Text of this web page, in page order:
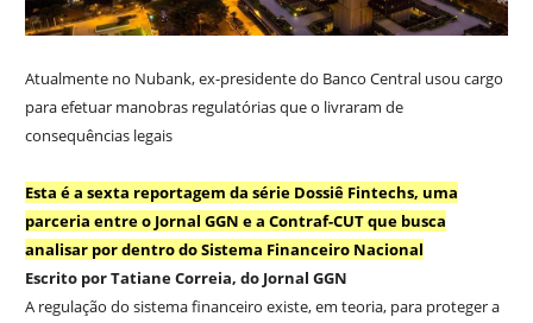
Atualmente no Nubank, ex-presidente do Banco Central usou cargo
para efetuar manobras regulatórias que o livraram de
consequências legais
Esta é a sexta reportagem da série Dossiê Fintechs, uma
parceria entre o Jornal GGN e a Contraf-CUT que busca
analisar por dentro do Sistema Financeiro Nacional
Escrito por Tatiane Correia, do Jornal GGN
A regulação do sistema financeiro existe, em teoria, para proteger a